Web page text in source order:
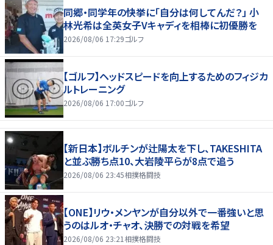
同郷・同学年の快挙に「自分は何してんだ？」 小
林光希は全英女子Vキャディを相棒に初優勝を
2026/08/06 17:29ゴルフ
【ゴルフ】ヘッドスピードを向上するためのフィジカ
ルトレーニング
2026/08/06 17:00ゴルフ
【新日本】ボルチンが辻陽太を下し、TAKESHITA
と並ぶ勝ち点10、大岩陵平らが8点で追う
2026/08/06 23:45相撲格闘技
【ONE】リウ・メンヤンが自分以外で一番強いと思
うのはルオ・チャオ、決勝での対戦を希望
2026/08/06 23:21 相撲格闘技